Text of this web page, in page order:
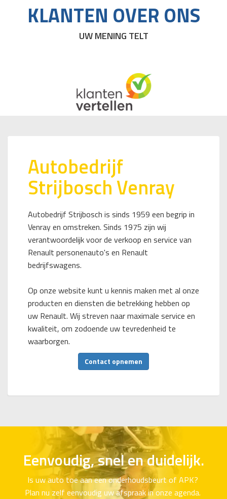
KLANTEN OVER ONS
UW MENING TELT
Publicatie datum: 01-Jan-1970
Autobedrijf
Strijbosch Venray
Autobedrijf Strijbosch is sinds 1959 een begrip in
Venray en omstreken. Sinds 1975 zijn wij
verantwoordelijk voor de verkoop en service van
Renault personenauto's en Renault
bedrijfswagens.
Op onze website kunt u kennis maken met al onze
producten en diensten die betrekking hebben op
uw Renault. Wij streven naar maximale service en
kwaliteit, om zodoende uw tevredenheid te
waarborgen.
Contact opnemen
Eenvoudig, snel en duidelijk.
Is uw auto toe aan een onderhoudsbeurt of APK?
Plan nu zelf eenvoudig uw afspraak in onze agenda.